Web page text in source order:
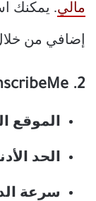
مالي. يمكنك
إضافي من
2. TranscribeMe
الموقع
الحد
سرعة